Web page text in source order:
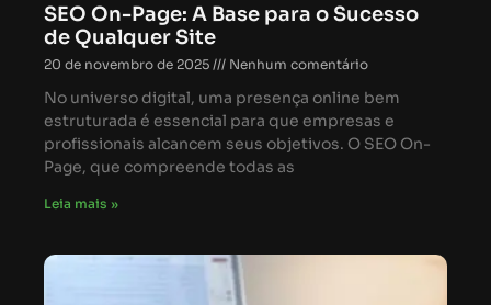
SEO On-Page: A Base para o Sucesso
de Qualquer Site
20 de novembro de 2025 Nenhum comentário
No universo digital, uma presença online bem
estruturada é essencial para que empresas e
profissionais alcancem seus objetivos. O SEO On-
Page, que compreende todas as
Leia mais »